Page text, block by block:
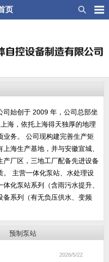
页
司始创于 2009 年，公司总部坐
海，依托上海得天独厚的地理
务。 公司现构建完善生产矩
海生产基地，并与安徽宣城、
厂区，三地工厂配备先进设备
。 主营一体化泵站、水处理设
化泵站系列（含雨污水提升、
备系列（有无负压供水、变频
预制泵站
2026/5/22